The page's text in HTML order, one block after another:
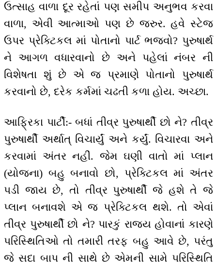
ઉત્સાહ વાળા દૂર રહેતાં પણ સમીપ અનુભવ કરવા
વાળા, એવી આત્માઓ પણ છે જરુર. હવે સ્ટેજ
ઉપર પ્રેક્ટિકલ માં પોતાનો પાર્ટ ભજવો? પુરુષાર્થ
ને આગળ વધારવાનો છે અને પહેલાં નંબર ની
વિશેષતા શું છે એ જ પ્રમાણે પોતાનો પુરુષાર્થ
કરવાનો છે, દરેક કર્મમાં ચઢતી કળા હોય. અચ્છા.
આફ્રિકા પાર્ટી:- બધાં તીવ્ર પુરુષાર્થી છો ને? તીવ્ર
પુરુષાર્થી અર્થાત્ વિચાર્યું અને કર્યું. વિચારવા અને
કરવામાં અંતર નહીં. જેમ ઘણી વાતો માં પ્લાન
(યોજના) બહુ બનાવો છો, પ્રેક્ટિકલ માં અંતર
પડી જાય છે, તો તીવ્ર પુરુષાર્થી જે હશે તે જે
પ્લાન બનાવશે એ જ પ્રેક્ટિકલ થશે. તો એવાં
તીવ્ર પુરુષાર્થી છો ને? પારકું રાજ્ય હોવાનાં કારણે
પરિસ્થિતિઓ તો તમારી તરફ બહુ આવે છે, પરંતુ
જે સદા બાપ ની સાથે છે એમની સામે પરિસ્થિતિ